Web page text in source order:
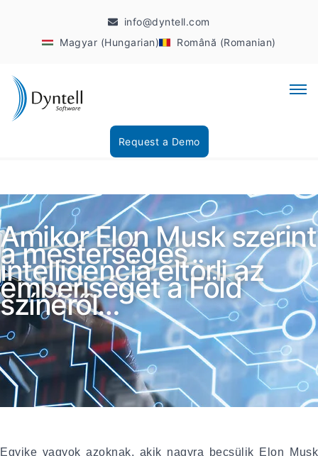
info@dyntell.com
Magyar (Hungarian)
Română (Romanian)
Request a Demo
Amikor Elon Musk szerint
a mesterséges
intelligencia eltörli az
emberiséget a Föld
színéről…
Egyike vagyok azoknak, akik nagyra becsülik Elon Musk